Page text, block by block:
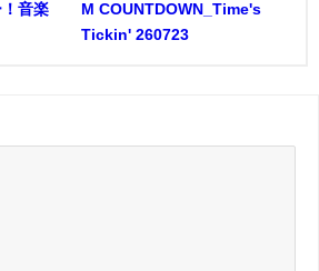
音楽
M COUNTDOWN_Time's
Tickin' 260723